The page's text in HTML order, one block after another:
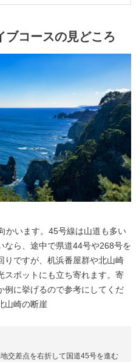
コースの見どころ
かいます。45号線は山道も多い
なら、途中で県道44号や268号を
りですが、机浜番屋群や北山崎
スポットにも立ち寄れます。寄
例に挙げるので参考にしてくだ
山崎の断崖
交差点を右折して国道45号を進む